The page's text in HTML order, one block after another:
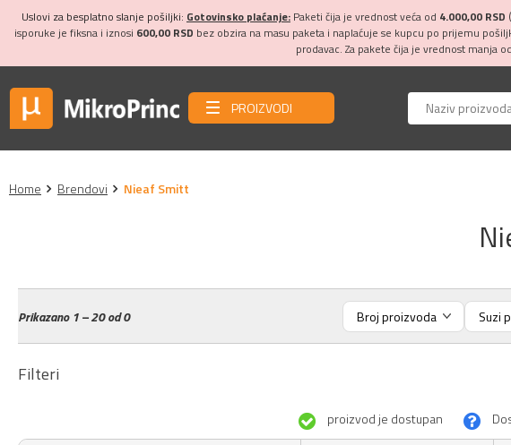
Uslovi za besplatno slanje pošiljki: Gotovinsko plaćanje: Paketi čija je vrednost veća od 4.000,00 RSD
isporuke je fiksna i iznosi 600,00 RSD bez obzira na masu paketa i naplaćuje se kupcu po prijemu
prodavac. Za pakete čija je vrednost manja
PROIZVODI
Home Brendovi Nieaf Smitt
Prikazano1 – 20 od 0
Filteri
proizvod je dostupan